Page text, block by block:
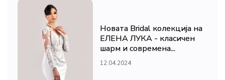
Новата Bridal колекција на
ЕЛЕНА ЛУКА - класичен
шарм и современа...
12.04.2024